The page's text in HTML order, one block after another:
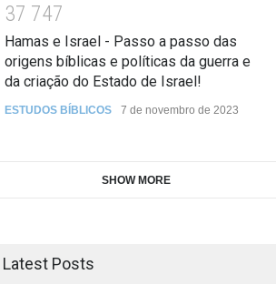
37 747
Hamas e Israel - Passo a passo das
origens bíblicas e políticas da guerra e
da criação do Estado de Israel!
ESTUDOS BÍBLICOS 7 de novembro de 2023
SHOW MORE
Latest Posts